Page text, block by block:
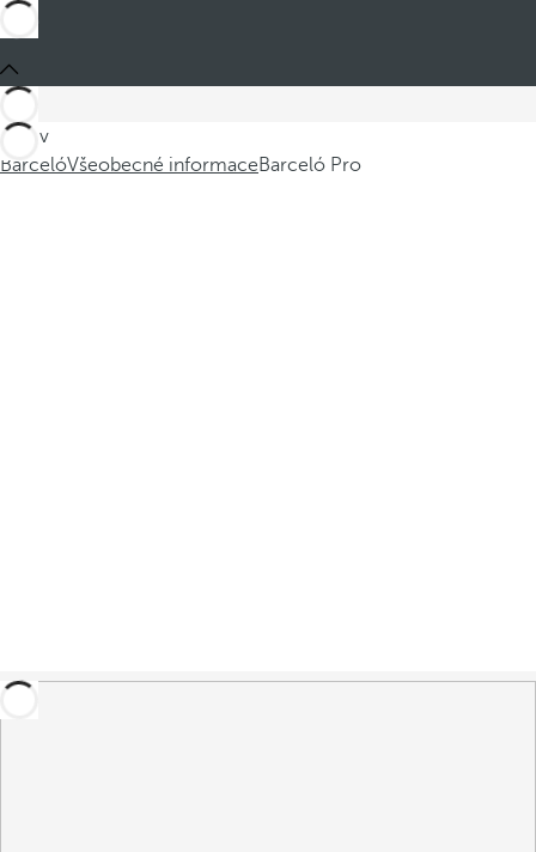
Jste v
BarcelóVšeobecné informaceBarceló Pro